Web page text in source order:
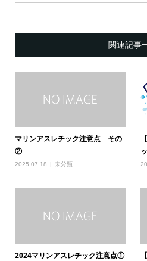
関連記事
マリンアスレチック注意点 その
②
2025.07.18 未分類
2024マリンアスレチック注意点①